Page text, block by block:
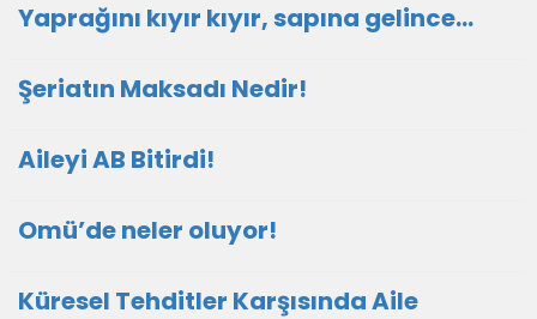
Yaprağını kıyır kıyır, sapına gelince…
Şeriatın Maksadı Nedir!
Aileyi AB Bitirdi!
Omü’de neler oluyor!
Küresel Tehditler Karşısında Aile